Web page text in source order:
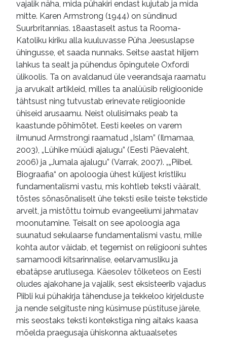
vajalik näha, mida pühakiri endast kujutab ja mida
mitte. Karen Armstrong (1944) on sündinud
Suurbritannias. 18aastaselt astus ta Rooma-
Katoliku kiriku alla kuuluvasse Püha Jeesuslapse
ühingusse, et saada nunnaks. Seitse aastat hiljem
lahkus ta sealt ja pühendus õpingutele Oxfordi
ülikoolis. Ta on avaldanud üle veerandsaja raamatu
ja arvukalt artikleid, milles ta analüüsib religioonide
tähtsust ning tutvustab erinevate religioonide
ühiseid arusaamu. Neist olulisimaks peab ta
kaastunde põhimõtet. Eesti keeles on varem
ilmunud Armstrongi raamatud „Islam” (Ilmamaa,
2003), „Lühike müüdi ajalugu” (Eesti Päevaleht,
2006) ja „Jumala ajalugu” (Varrak, 2007). „„Piibel.
Biograafia“ on apoloogia ühest küljest kristliku
fundamentalismi vastu, mis kohtleb teksti vääralt,
tõstes sõnasõnaliselt ühe teksti esile teiste tekstide
arvelt, ja mistõttu toimub evangeeliumi jahmatav
moonutamine. Teisalt on see apoloogia aga
suunatud sekulaarse fundamentalismi vastu, mille
kohta autor väidab, et tegemist on religiooni suhtes
samamoodi kitsarinnalise, eelarvamusliku ja
ebatäpse arutlusega. Käesolev tõlketeos on Eesti
oludes ajakohane ja vajalik, sest eksisteerib vajadus
Piibli kui pühakirja tähenduse ja tekkeloo kirjelduste
ja nende selgituste ning küsimuse püstituse järele,
mis seostaks teksti kontekstiga ning aitaks kaasa
mõelda praegusaja ühiskonna aktuaalsetes